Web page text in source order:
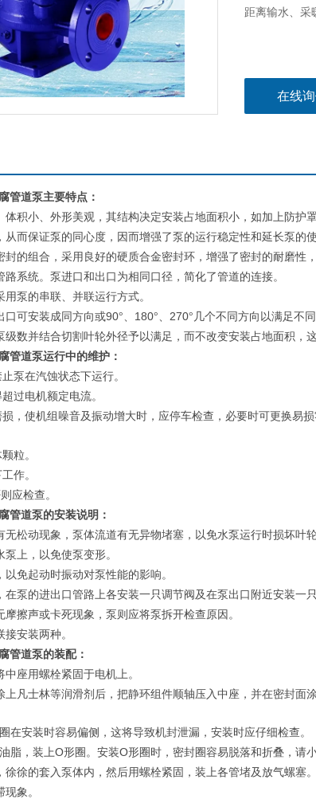
距离输水、采
在线
管道泵主要特点：
积小、外形美观，其结构决定安装占地面积小，如加上防护
而保证泵的同心度，因而增强了泵的运行稳定性和延长泵的使
的组合，采用良好的硬质合金密封环，增强了密封的耐磨性
系统。泵进口和出口为相同口径，简化了管道的连接。
泵的串联、并联运行方式。
口可安装成同方向或90°、 180°、 270°几个不同方向以满足不同
数并结合切割叶轮外径予以满足，而不改变安装占地面积，
管道泵运行中的维护：
泵在汽蚀状态下运行。
过电机额定电流。
，使机组噪音及振动增大时，应停车检查，必要时可更换易
粒。
作。
应检查。
管道泵的安装说明：
松动现象，泵体流道有无异物堵塞，以免水泵运行时损坏叶轮
上，以免使泵变形。
免起动时振动对泵性能的影响。
泵的进出口管路上各安装一只调节阀及在泵出口附近安装一只
擦声或卡死现象，泵则应将泵拆开检查原因。
安装两种。
管道泵的装配：
座用螺栓紧固于电机上。
上凡士林等润滑剂后，把静环组件顺轴压入中座，并在密封面
在安装时容易偏侧，这将导致机封泄漏，安装时应仔细检查。
脂，装上O形圈。安装O形圈时，密封圈容易脱落和折叠，请
徐的套入泵体内，然后用螺栓紧固，装上各管堵及放气螺塞。
象。